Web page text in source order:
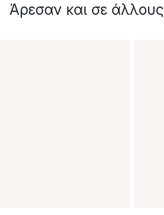
Άρεσαν και σε άλλους